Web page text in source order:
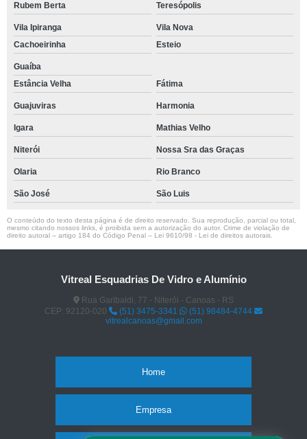
Rubem Berta Teresópolis
Vila Ipiranga
Vila Nova
Cachoeirinha
Esteio
Guaíba
Estância Velha
Fátima
Guajuviras Harmonia
Igara Mathias Velho
Niterói Nossa Sra das Graças
Olaria Rio Branco
São José São Luis
O conteúdo do texto desta página é de direito reservado. Sua reprodução, parcial ou total,
mesmo citando nossos links, é proibida sem a autorização do autor. Crime de violação de
direito autoral – artigo 184 do Código Penal – Lei 9610/98 - Lei de direitos autorais.
Vitreal Esquadrias De Vidro e Alumínio
Rua Garibaldi, 77 - Niterói - Canoas - RS
CEP: 92120-020
(51) 3475-3341
(51) 98484-4744
vitrealcanoas@gmail.com
Home
Empresa